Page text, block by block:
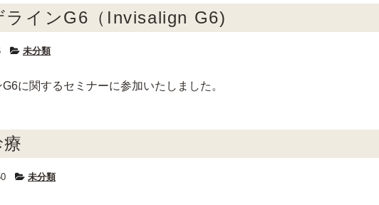
ラインG6（Invisalign G6)
未分類
に関するセミナーに参加いたしました。
未分類